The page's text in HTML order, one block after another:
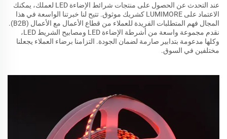
عند التحدث عن الحصول على منتجات شرائط الإضاءة LED لعملك، يمكنك
الاعتماد على LUMIMORE كشريك موثوق. تتيح لنا خبرتنا الواسعة في هذا
المجال فهم المتطلبات الفريدة للعملاء من قطاع الأعمال مع الأعمال (B2B).
نقدم مجموعة واسعة من أشرطة الإضاءة LED ومصابيح الشريط LED،
وكلها مدعومة بتدابير صارمة لضمان الجودة. التزامنا برضاء العملاء يجعلنا
مختلفين في السوق.